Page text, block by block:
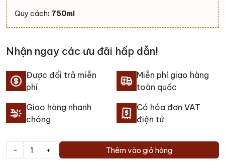
Quy cách: 750ml
Nhận ngay các ưu đãi hấp dẫn!
Được đổi trả miễn
phí
Miễn phí giao hàng
toàn quốc
Giao hàng nhanh
chóng
Có hóa đơn VAT
điện tử
-
Rượu
+ Thêm vào giỏ hàng